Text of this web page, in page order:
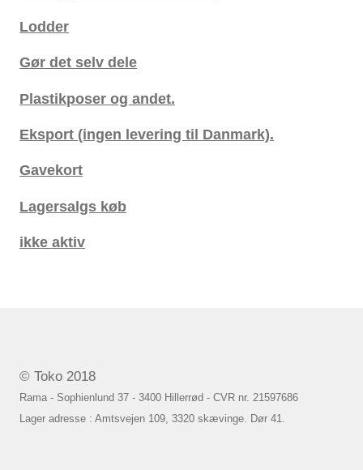
Lodder
Gør det selv dele
Plastikposer og andet.
Eksport (ingen levering til Danmark).
Gavekort
Lagersalgs køb
ikke aktiv
© Toko 2018
Rama - Sophienlund 37 - 3400 Hillerrød - CVR nr. 21597686
Lager adresse : Amtsvejen 109, 3320 skævinge. Dør 41.